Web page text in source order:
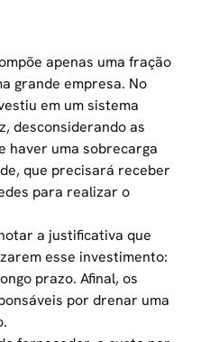
apenas uma fração
grande empresa. No
em um sistema
desconsiderando as
haver uma sobrecarga
que precisará receber
para realizar o
a justificativa que
esse investimento:
prazo. Afinal, os
por drenar uma